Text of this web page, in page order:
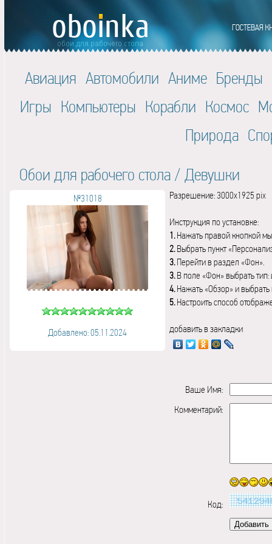
Авиация Автомобили Аниме Бренды
Игры Компьютеры Корабли Космос
Природа
Обои для рабочего стола / Девушки
№31018
Добавлено: 05.11.2024
Разрешение: 3000x1925 pix
Инструкция по установке:
1.Нажать правой кнопкой
2.Выбрать пункт
3.Перейти в раздел «Фон».
3.В поле «Фон» выбрать
4.Нажать «Обзор» и выбрать
5.Настроить способ
добавить в закладки
Ваше Имя:
Комментарий:
Код: